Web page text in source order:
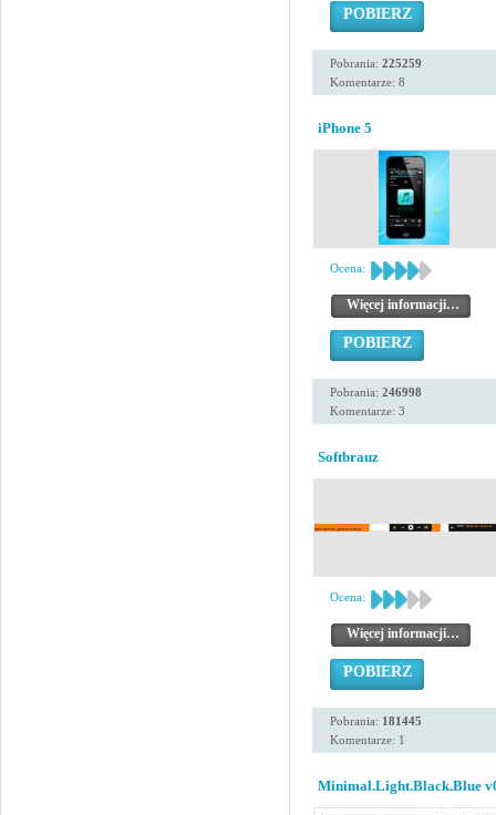
POBIERZ
Pobrania: 225259
Komentarze: 8
iPhone 5
Ocena:
Więcej informacji…
POBIERZ
Pobrania: 246998
Komentarze: 3
Softbrauz
Ocena:
Więcej informacji…
POBIERZ
Pobrania: 181445
Komentarze: 1
Minimal.Light.Black.Blue